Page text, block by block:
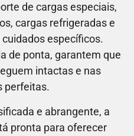
de cargas especiais,
cargas refrigeradas e
específicos.
de ponta, garantem que
intactas e nas
perfeitas.
e abrangente, a
pronta para oferecer